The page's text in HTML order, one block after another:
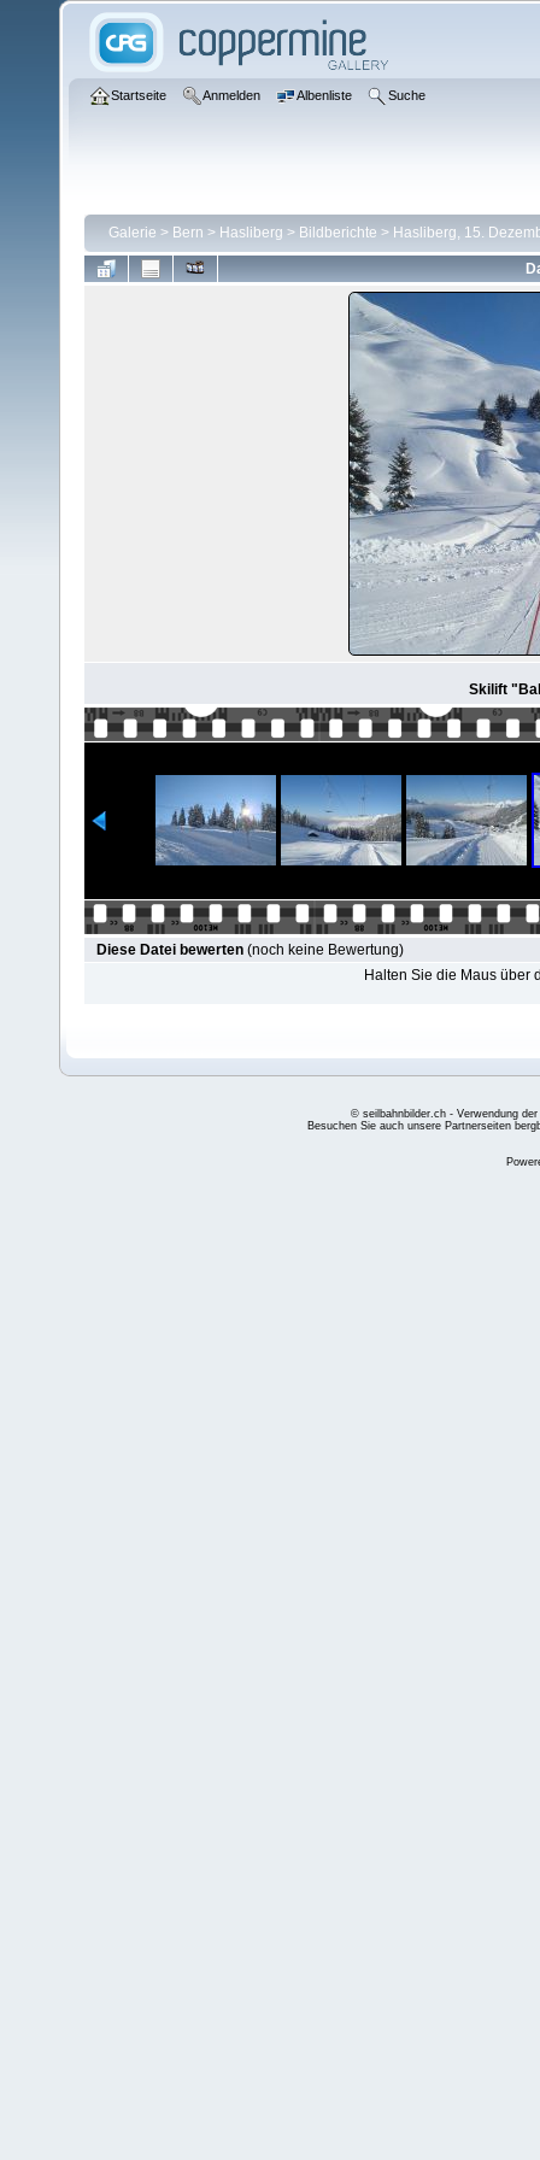
Startseite Anmelden Albenliste Suche
Galerie > Bern > Hasliberg > Bildberichte > Hasliberg, 15.
Skilift
Diese Datei bewerten (noch keine Bewertung)
Halten Sie die Maus über
© seilbahnbilder.ch - Verwendung
Besuchen Sie auch unsere Partnerseiten